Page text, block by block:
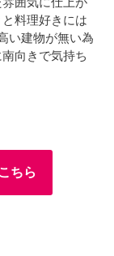
料理好きには
い建物が無い為
向きで気持ち
ちら